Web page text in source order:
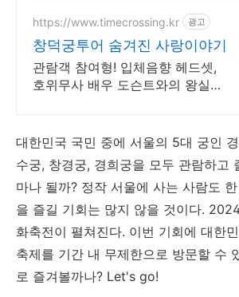
https://www.timecrossing.kr 광고
창덕궁투어 숨겨진 사랑이야기
관람객 참여형! 입체음향 헤드셋,
호위무사 배우 도슨트와의 왕실의
대한민국 국민 중에 서울의 5대 궁인
수궁, 창경궁, 경희궁을 모두 관람하고
마나 될까? 정작 서울에 사는 사람도
을 즐길 기회는 많지 않을 것이다.
화축전이 펼쳐진다. 이번 기회에 대한
축제를 기간 내 무제한으로 방문할 수
로 즐겨볼까나? Let's go!